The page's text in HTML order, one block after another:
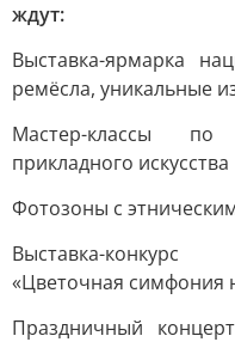
ждут:
Выставка-ярмарка
ремёсла, уникальные
Мастер-классы
прикладного искусства
Фотозоны с
Выставка-
«Цветочная симфония
Праздничный